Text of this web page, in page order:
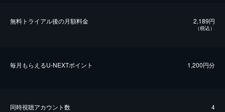
無料トライアル後の⽉額料金 2,189円
（税込）
毎⽉もらえるU-NEXTポイント 1,200円分
同時視聴アカウント数 4